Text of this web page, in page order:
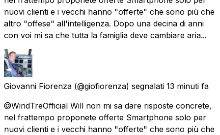
nuovi clienti e i vecchi hanno "offerte" che sono più che
altro "offese" all'intelligenza. Dopo una decina di anni
con voi mi sa che tutta la famiglia deve cambiare aria...
Giovanni Fiorenza (@giofiorenza) segnalati 13 minuti fa
@WindTreOfficial Will non mi sa dare risposte concrete,
nel frattempo proponete offerte Smartphone solo per
nuovi clienti e i vecchi hanno "offerte" che sono più che